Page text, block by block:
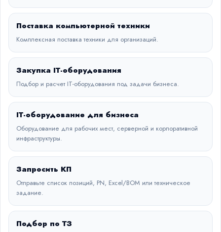
Поставка компьютерной техники
Комплексная поставка техники для организаций.
Закупка IT-оборудования
Подбор и расчет IT-оборудования под задачи бизнеса.
IT-оборудование для бизнеса
Оборудование для рабочих мест, серверной и корпоративной
инфраструктуры.
Запросить КП
Отправьте список позиций, PN, Excel/BOM или техническое
задание.
Подбор по ТЗ